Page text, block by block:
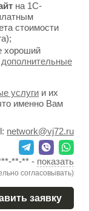
на 1С-
стоимости
хороший
дополнительные
услуги и их
именно Вам
network@vj72.ru
**-** - показать
согласовывать)
заявку